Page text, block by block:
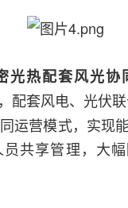
光热配套风光协
，配套风电、光伏
运营模式，实现
共享管理，大